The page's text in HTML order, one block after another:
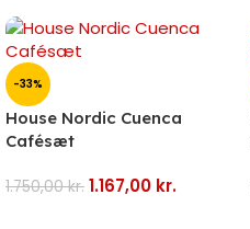
-33%
House Nordic Cuenca
Cafésæt
1.750,00kr. 1.167,00 kr.